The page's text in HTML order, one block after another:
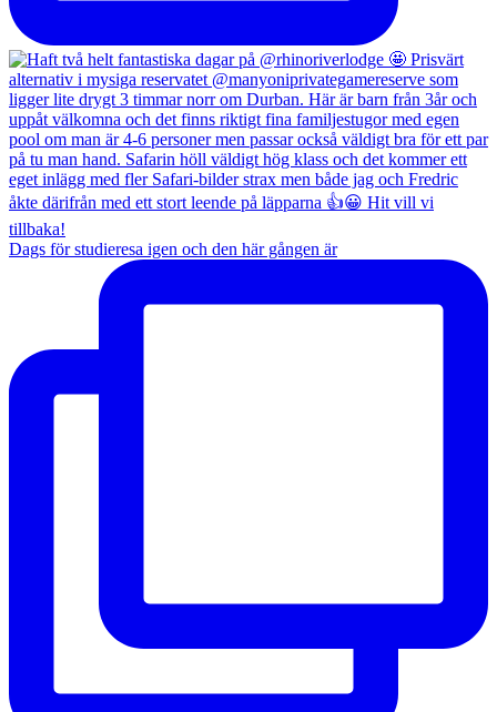
Dags för studieresa igen och den här gången är